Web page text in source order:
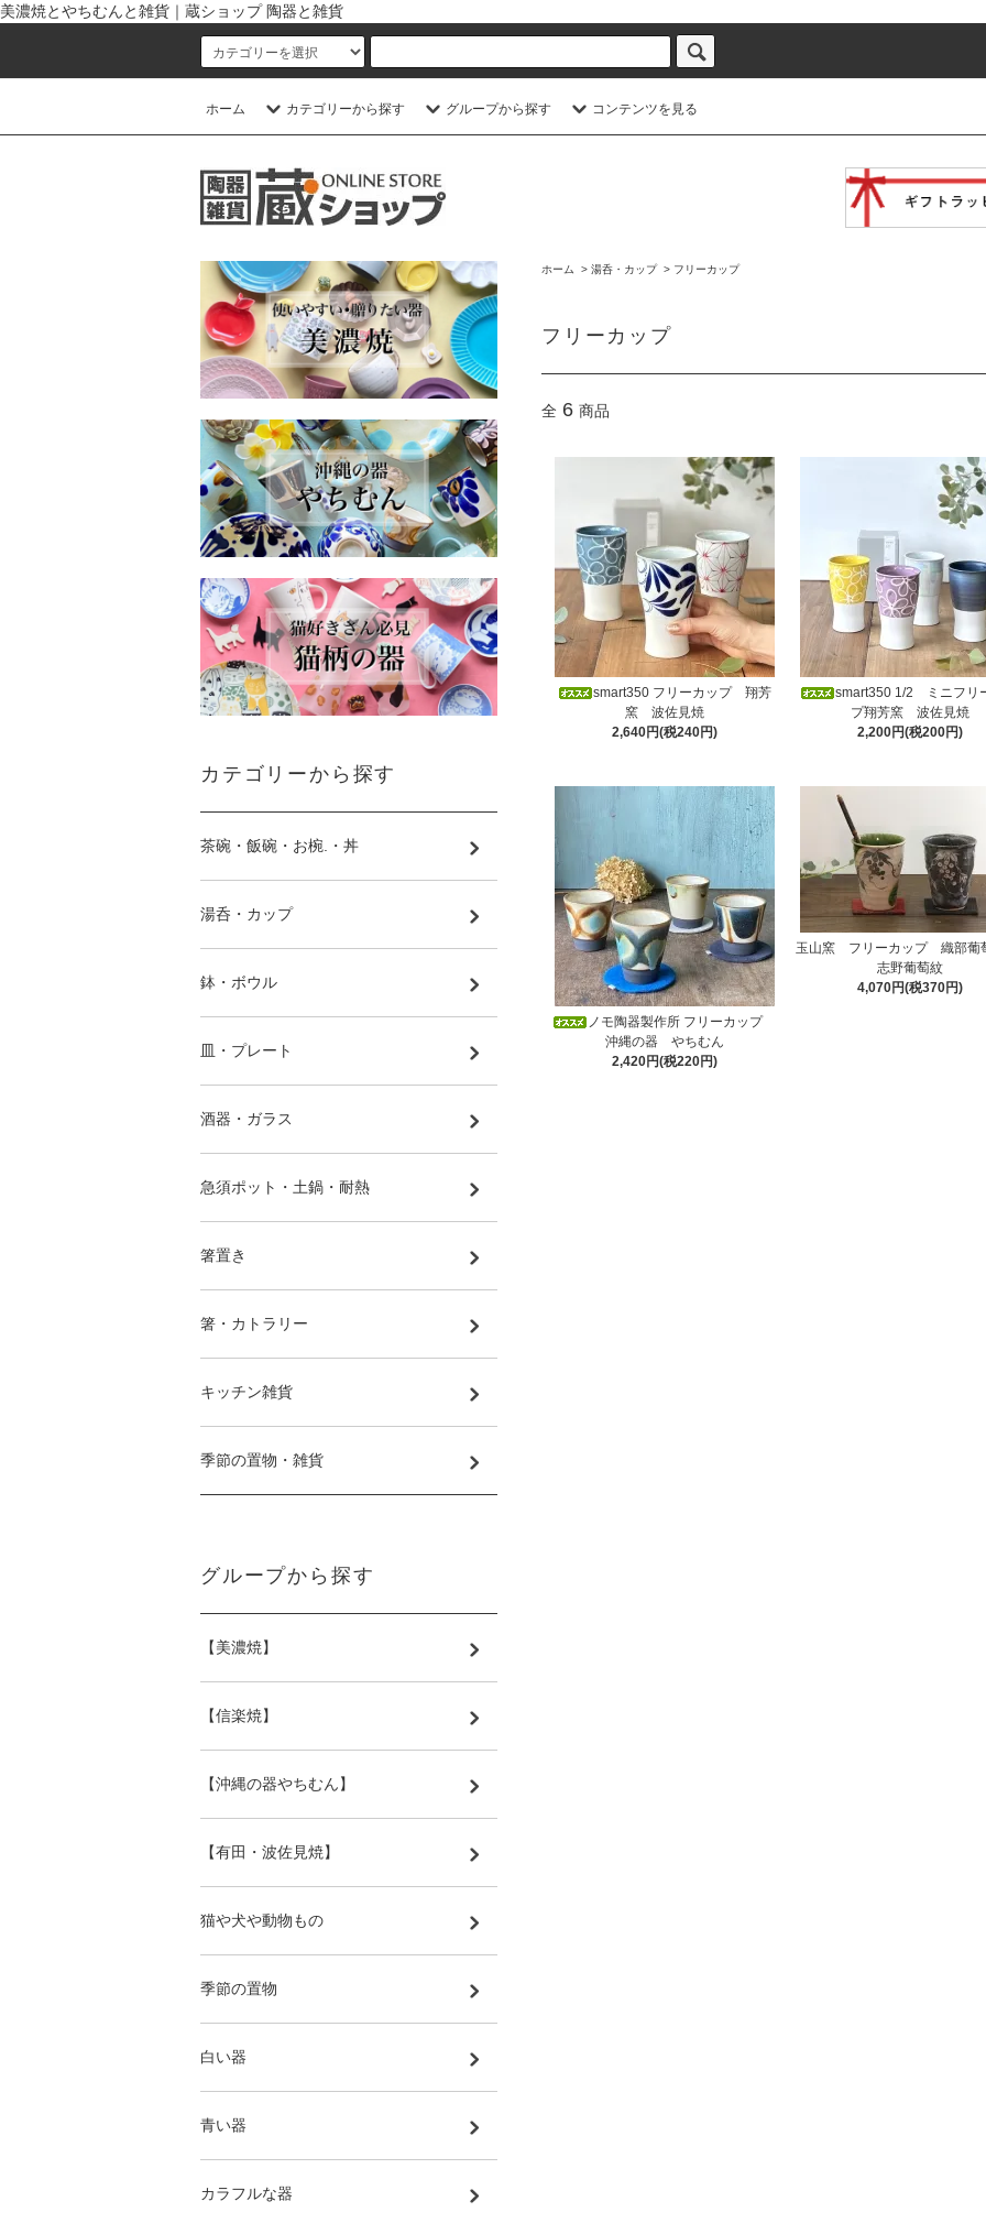
美濃焼とやちむんと雑貨｜蔵ショップ 陶器と雑貨
ホーム カテゴリーから探す グループから探す コンテンツを見る
ホーム > 湯呑・カップ > フリーカップ
フリーカップ
全 6 商品
smart350 フリーカップ 翔芳
窯 波佐見焼
2,640円(税240円)
smart350 1/2 ミニフリ
プ翔芳窯 波佐見焼
2,200円(税200円)
ノモ陶器製作所 フリーカップ
沖縄の器 やちむん
2,420円(税220円)
玉山窯 フリーカップ 織部葡
志野葡萄紋
4,070円(税370円)
カテゴリーから探す
茶碗・飯碗・お椀.・丼
湯呑・カップ
鉢・ボウル
皿・プレート
酒器・ガラス
急須ポット・土鍋・耐熱
箸置き
箸・カトラリー
キッチン雑貨
季節の置物・雑貨
グループから探す
【美濃焼】
【信楽焼】
【沖縄の器やちむん】
【有田・波佐見焼】
猫や犬や動物もの
季節の置物
白い器
青い器
カラフルな器